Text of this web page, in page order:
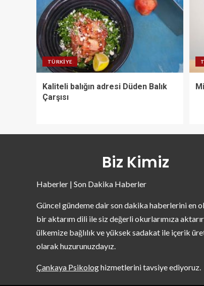
TÜRKIYE
Kaliteli balığın adresi Düden Balık
Çarşısı
Biz Kimiz
Haberler | Son Dakika Haberler
Güncel gündeme dair son dakika haberlerini en
bir aktarım dili ile siz değerli okurlarımıza
ülkemize bağlılık ve yüksek sadakat ile içerik
olarak huzurunuzdayız.
Çankaya Psikologhizmetlerini tavsiye ediyoruz.